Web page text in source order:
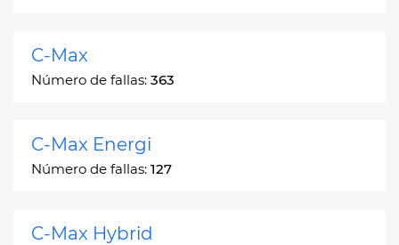
C-Max
Número de fallas: 363
C-Max Energi
Número de fallas: 127
C-Max Hybrid